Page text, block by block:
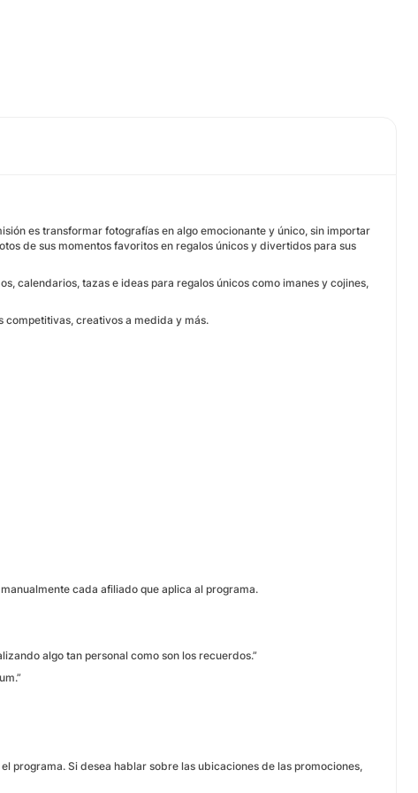
es transformar fotografías en algo emocionante y único, sin importar
de sus momentos favoritos en regalos únicos y divertidos para sus
calendarios, tazas e ideas para regalos únicos como imanes y cojines,
competitivas, creativos a medida y más.
cada afiliado que aplica al programa.
algo tan personal como son los recuerdos.”
.”
programa. Si desea hablar sobre las ubicaciones de las promociones,